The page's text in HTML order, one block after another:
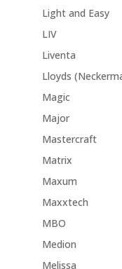
Light and Easy
LIV
Liventa
Lloyds
Magic
Major
Mastercraft
Matrix
Maxum
Maxxtech
MBO
Medion
Melissa